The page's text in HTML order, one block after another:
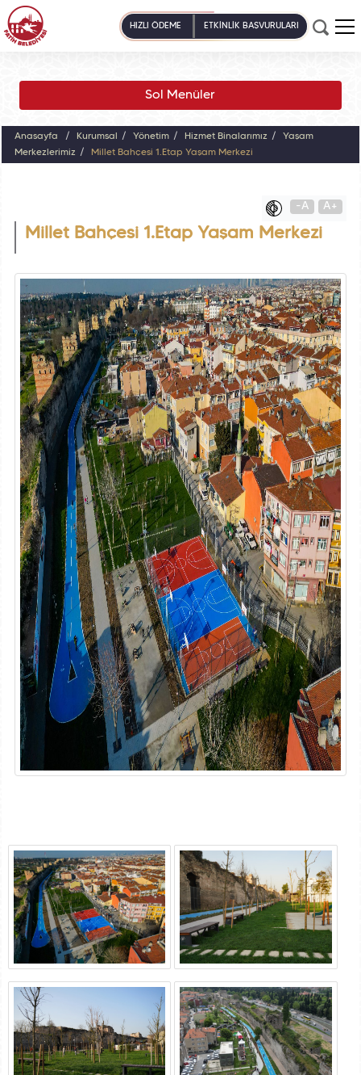
HIZLI ÖDEME ETKİNLİK BAŞVURULARI
Sol Menüler
Anasayfa Kurumsal Yönetim Hizmet Binalarımız
Yaşam
Merkezlerimiz
Millet Bahçesi 1.Etap Yaşam Merkezi
-A A+
Millet Bahçesi 1.Etap Yaşam Merkezi